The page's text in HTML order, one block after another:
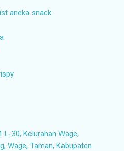
aneka snack
L-30, Kelurahan Wage,
Wage, Taman, Kabupaten